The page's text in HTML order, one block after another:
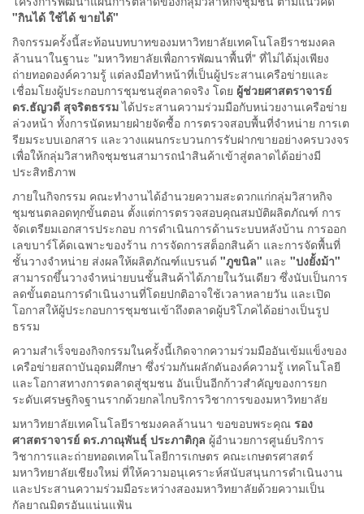
"กินได้ ใช้ได้ ขายได้"
กิจกรรมครั้งนี้สะท้อนบทบาทของมหาวิทยาลัยเทคโนโลยีราชมงคล
ล้านนาในฐานะ "มหาวิทยาลัยเพื่อการพัฒนาพื้นที่" ที่ไม่ได้มุ่งเพียง
ถ่ายทอดองค์ความรู้ แต่ลงมือทำหน้าที่เป็นผู้ประสานเครือข่ายและ
เชื่อมโยงผู้ประกอบการชุมชนสู่ตลาดจริง โดย ผู้ช่วยศาสตราจารย์
ดร.ธัญวดี สุจริตธรรมได้ประสานความร่วมมือกับหน่วยงานเครือข่าย
ล่วงหน้า ทั้งการนัดหมายฝ่ายจัดซื้อ การตรวจสอบพื้นที่จำหน่าย การเต
รียมระบบเอกสาร และวางแผนกระบวนการรับฝากขายอย่างครบวงจร
เพื่อให้กลุ่มวิสาหกิจชุมชนสามารถนำสินค้าเข้าสู่ตลาดได้อย่างมี
ประสิทธิภาพ
ภายในกิจกรรม คณะทำงานได้อำนวยความสะดวกแก่กลุ่มวิสาหกิจ
ชุมชนตลอดทุกขั้นตอน ตั้งแต่การตรวจสอบคุณสมบัติผลิตภัณฑ์ การ
จัดเตรียมเอกสารประกอบ การดำเนินการด้านระบบหลังบ้าน การออก
เลขบาร์โค้ดเฉพาะของร้าน การจัดการสต็อกสินค้า และการจัดพื้นที่
ชั้นวางจำหน่าย ส่งผลให้ผลิตภัณฑ์แบรนด์ "ภูขนิล" และ "ปงยั้งม้า"
สามารถขึ้นวางจำหน่ายบนชั้นสินค้าได้ภายในวันเดียว ซึ่งนับเป็นการ
ลดขั้นตอนการดำเนินงานที่โดยปกติอาจใช้เวลาหลายวัน และเปิด
โอกาสให้ผู้ประกอบการชุมชนเข้าถึงตลาดผู้บริโภคได้อย่างเป็นรูป
ธรรม
ความสำเร็จของกิจกรรมในครั้งนี้เกิดจากความร่วมมืออันเข้มแข็งของ
เครือข่ายสถาบันอุดมศึกษา ซึ่งร่วมกันผลักดันองค์ความรู้ เทคโนโลยี
และโอกาสทางการตลาดสู่ชุมชน อันเป็นอีกก้าวสำคัญของการยก
ระดับเศรษฐกิจฐานรากด้วยกลไกบริการวิชาการของมหาวิทยาลัย
มหาวิทยาลัยเทคโนโลยีราชมงคลล้านนา ขอขอบพระคุณ รอง
ศาสตราจารย์ ดร.ภาณุพันธุ์ ประภาติกุล ผู้อำนวยการศูนย์บริการ
วิชาการและถ่ายทอดเทคโนโลยีการเกษตร คณะเกษตรศาสตร์
มหาวิทยาลัยเชียงใหม่ ที่ให้ความอนุเคราะห์สนับสนุนการดำเนินงาน
และประสานความร่วมมือระหว่างสองมหาวิทยาลัยด้วยความเป็น
กัลยาณมิตรอันแน่นแฟ้น